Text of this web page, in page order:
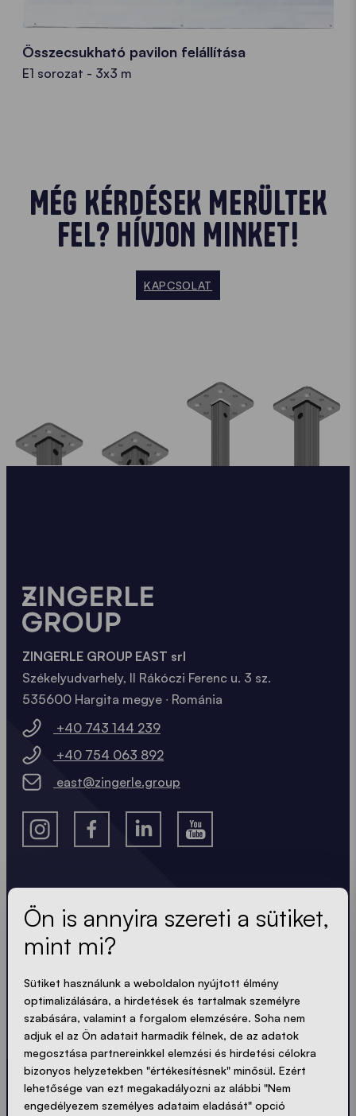
Összecsukható pavilon felállítása
E1 sorozat - 3x3 m
MÉG KÉRDÉSEK MERÜLTEK
FEL? HÍVJON MINKET!
KAPCSOLAT
A legfrissebb hírek.
Mindig naprakész. Nincs spam! Rövid, ropogós és
ADATVÉDELEM ELFOGADÁSA
ZINGERLE GROUP EAST srl
Székelyudvarhely, II Rákóczi Ferenc u. 3 sz.
535600 Hargita megye ∙ Románia
+40 743 144 239
+40 754 063 892
east@zingerle.group
Ön is annyira szereti a sütiket,
mint mi?
Sütiket használunk a weboldalon nyújtott élmény
optimalizálására, a hirdetések és tartalmak személyre
szabására, valamint a forgalom elemzésére. Soha nem
adjuk el az Ön adatait harmadik félnek, de az adatok
megosztása partnereinkkel elemzési és hirdetési célokra
bizonyos helyzetekben "értékesítésnek" minősül. Ezért
lehetősége van ezt megakadályozni az alábbi "Nem
engedélyezem személyes adataim eladását" opció